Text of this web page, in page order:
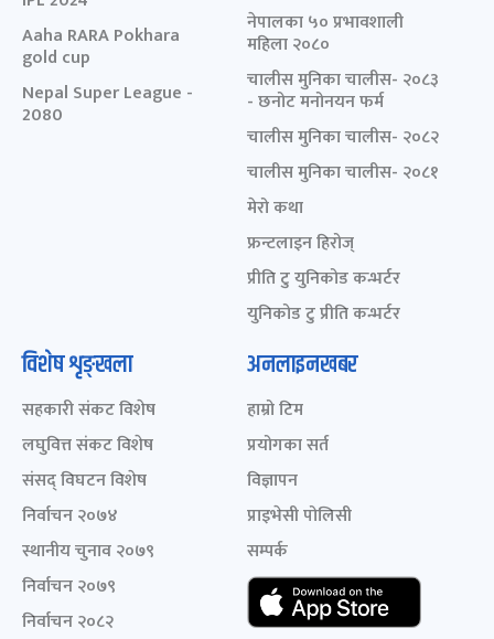
Aaha RARA Pokhara
gold cup
Nepal Super League -
2080
नेपालका ५० प्रभावशाली
महिला २०८०
चालीस मुनिका चालीस- २०८३
- छनोट मनोनयन फर्म
चालीस मुनिका चालीस- २०८२
चालीस मुनिका चालीस- २०८१
मेरो कथा
फ्रन्टलाइन हिरोज्
प्रीति टु युनिकोड कन्भर्टर
युनिकोड टु प्रीति कन्भर्टर
विशेष शृङ्खला
सहकारी संकट विशेष
लघुवित्त संकट विशेष
संसद् विघटन विशेष
निर्वाचन २०७४
स्थानीय चुनाव २०७९
निर्वाचन २०७९
निर्वाचन २०८२
अनलाइनखबर
हाम्रो टिम
प्रयोगका सर्त
विज्ञापन
प्राइभेसी पोलिसी
सम्पर्क